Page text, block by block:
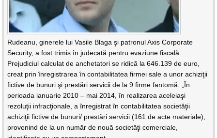
Rudeanu, ginerele lui Vasile Blaga şi patronul Axis Corporate
Security, a fost trimis în judecată pentru evaziune fiscală.
Prejudiciul calculat de anchetatori se ridică la 646.139 de euro,
creat prin înregistrarea în contabilitatea firmei sale a unor achiziţii
fictive de bunuri şi prestări servicii de la 9 firme fantomă. „În
perioada ianuarie 2010 – mai 2014, în realizarea aceleiaşi
rezoluţii infracţionale, a înregistrat în contabilitatea societăţii
achiziţii fictive de bunuri/ prestări servicii (161 de acte materiale),
provenind de la un număr de nouă societăţi comerciale,